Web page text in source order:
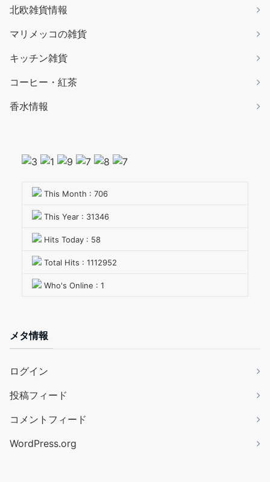
北欧雑貨情報
マリメッコの雑貨
キッチン雑貨
コーヒー・紅茶
香水情報
This Month : 706
This Year : 31346
Hits Today : 58
Total Hits : 1112952
Who's Online : 1
メタ情報
ログイン
投稿フィード
コメントフィード
WordPress.org